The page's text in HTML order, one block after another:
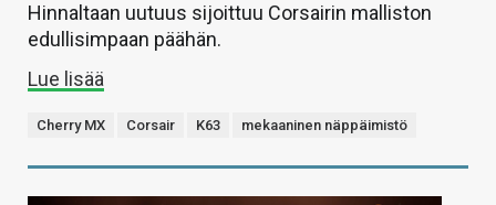
Hinnaltaan uutuus sijoittuu Corsairin malliston
edullisimpaan päähän.
Lue lisää
Cherry MX Corsair K63 mekaaninen näppäimistö